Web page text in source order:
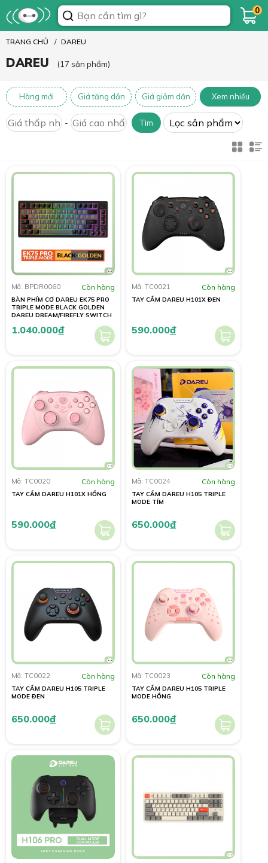
0
TRANG CHỦ DAREU
DAREU (17 sản phẩm)
Hàng mới Giá tăng dần Giá giảm dần Xem nhiều
- Tìm
Mã: BPDR0060 Còn hàng
BÀN PHÍM CƠ DAREU EK75 PRO
TRIPLE MODE BLACK GOLDEN
DAREU DREAM/FIREFLY SWITCH
1.040.000đ
Mã: TC0021 Còn hàng
TAY CẦM DAREU H101X ĐEN
590.000đ
Mã: TC0020 Còn hàng
TAY CẦM DAREU H101X HỒNG
590.000đ
Mã: TC0024 Còn hàng
TAY CẦM DAREU H105 TRIPLE
MODE TÍM
650.000đ
Mã: TC0022 Còn hàng
TAY CẦM DAREU H105 TRIPLE
MODE ĐEN
650.000đ
Mã: TC0023 Còn hàng
TAY CẦM DAREU H105 TRIPLE
MODE HỒNG
650.000đ